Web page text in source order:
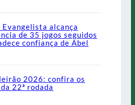
Evangelista alcança
de 35 jogos seguidos
confiança de Abel
2026: confira os
22ª rodada